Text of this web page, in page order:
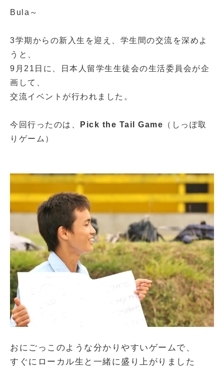
Bula～
3学期からの新入生を迎え、学生間の交流を深めよ
うと、
9月21日に、日本人留学生生徒会の生活委員会が企
画して、
交流イベントが行われました。
今回行ったのは、 Pick the Tail Game （しっぽ取
りゲーム）
おにごっこのような分かりやすいゲームで、
すぐにローカル生と一緒に盛り上がりました